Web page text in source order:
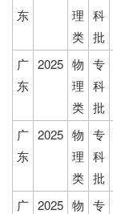
东
理
类
科
批
广
东
2025 物
理
类
专
科
批
广
东
2025 物
理
类
专
科
批
广 2025 物 专